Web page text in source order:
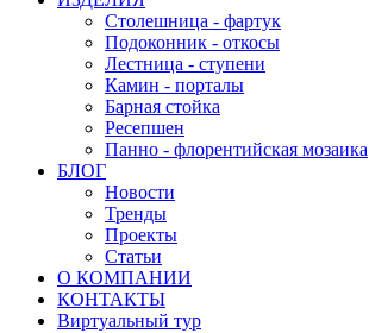
Столешница - фартук
Подоконник - откосы
Лестница - ступени
Камин - порталы
Барная стойка
Ресепшен
Панно - флорентийская мозаика
БЛОГ
Новости
Тренды
Проекты
Статьи
О КОМПАНИИ
КОНТАКТЫ
Виртуальный тур